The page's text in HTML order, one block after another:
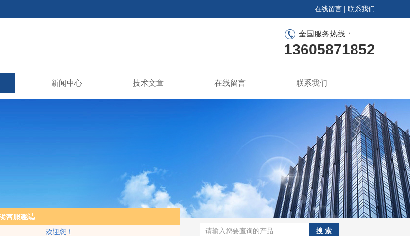
欢迎您！
在线留言 | 联系我们
全国服务热线：
13605871852
新闻中心 技术文章 在线留言 联系我们
泥阀，渠道闸门，分料阀